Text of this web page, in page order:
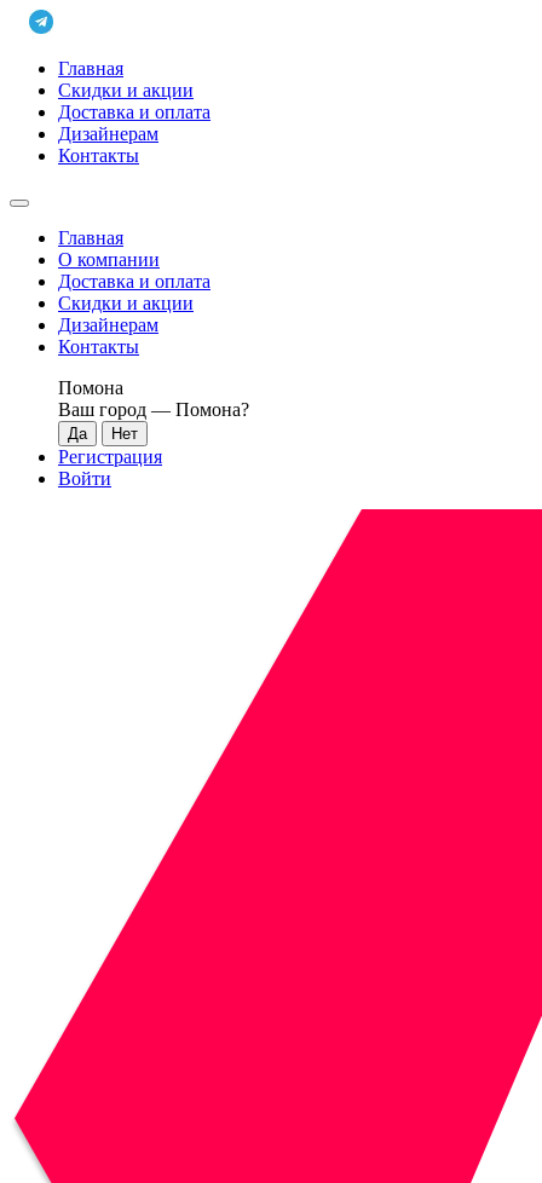
Главная
Скидки и акции
Доставка и оплата
Дизайнерам
Контакты
Главная
О компании
Доставка и оплата
Скидки и акции
Дизайнерам
Контакты
Помона
Ваш город — Помона?
Регистрация
Войти